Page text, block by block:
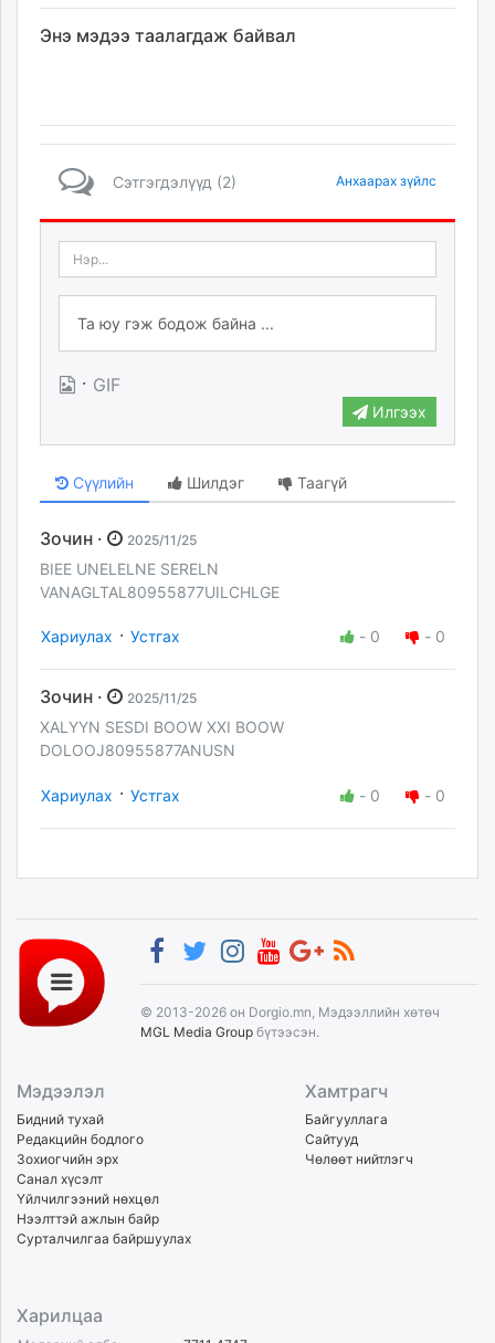
Энэ мэдээ таалагдаж байвал
Сэтгэгдэлүүд (2) Анхаарах зүйлс
· GIF
Илгээх
Сүүлийн Шилдэг Таагүй
Зочин · 2025/11/25
BIEE UNELELNE SERELN
VANAGLTAL80955877UILCHLGE
Хариулах · Устгах - 0 - 0
Зочин · 2025/11/25
XALYYN SESDI BOOW XXI BOOW
DOLOOJ80955877ANUSN
Хариулах · Устгах - 0 - 0
© 2013-2026 он Dorgio.mn, Мэдээллийн хөтөч
MGL Media Group бүтээсэн.
Мэдээлэл
Бидний тухай
Редакцийн бодлого
Зохиогчийн эрх
Санал хүсэлт
Үйлчилгээний нөхцөл
Нээлттэй ажлын байр
Сурталчилгаа байршуулах
Хамтрагч
Байгууллага
Сайтууд
Чөлөөт нийтлэгч
Харилцаа